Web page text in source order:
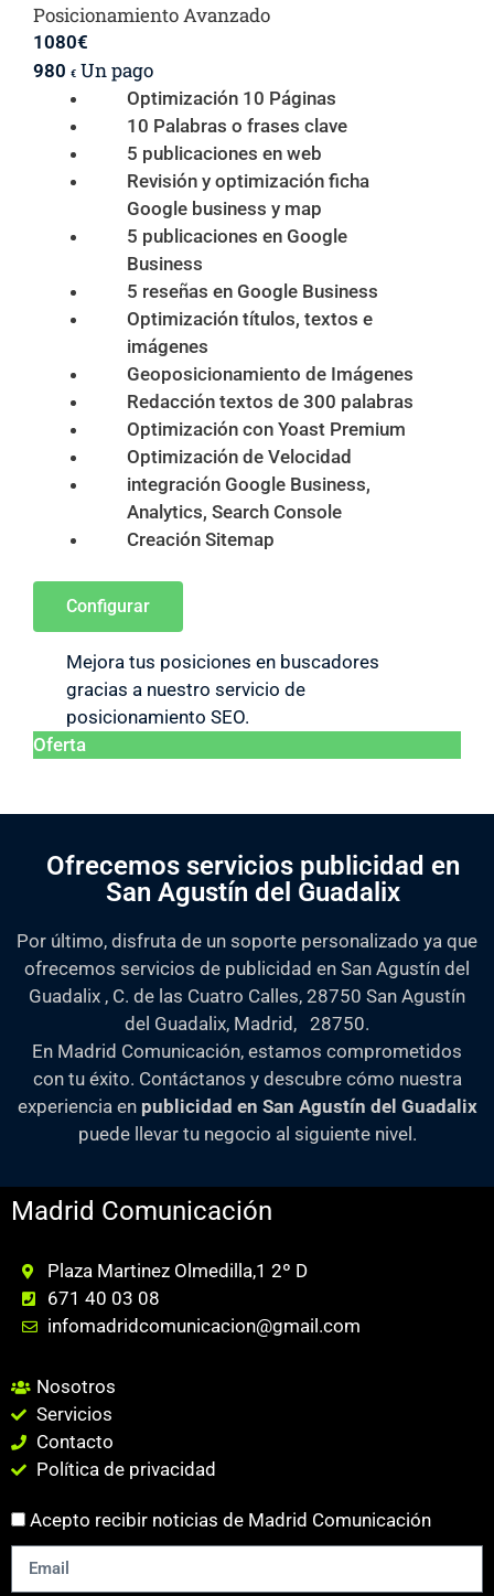
Posicionamiento Avanzado
1080€
980 € Un pago
Optimización 10 Páginas
10 Palabras o frases clave
5 publicaciones en web
Revisión y optimización ficha
Google business y map
5 publicaciones en Google
Business
5 reseñas en Google Business
Optimización títulos, textos e
imágenes
Geoposicionamiento de Imágenes
Redacción textos de 300 palabras
Optimización con Yoast Premium
Optimización de Velocidad
integración Google Business,
Analytics, Search Console
Creación Sitemap
Configurar
Mejora tus posiciones en buscadores
gracias a nuestro servicio de
posicionamiento SEO.
Oferta
Ofrecemos servicios publicidad en
San Agustín del Guadalix
Por último, disfruta de un soporte personalizado ya que
ofrecemos servicios de publicidad en San Agustín del
Guadalix , C. de las Cuatro Calles, 28750 San Agustín
del Guadalix, Madrid, 28750.
En Madrid Comunicación, estamos comprometidos
con tu éxito. Contáctanos y descubre cómo nuestra
experiencia en publicidad en San Agustín del Guadalix
puede llevar tu negocio al siguiente nivel.
Madrid Comunicación
Plaza Martinez Olmedilla,1 2º D
671 40 03 08
infomadridcomunicacion@gmail.com
Nosotros
Servicios
Contacto
Política de privacidad
Acepto recibir noticias de Madrid Comunicación